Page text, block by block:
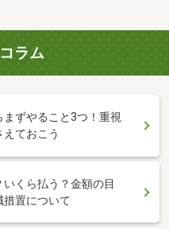
ラム
ずやること3つ！重視
ておこう
くら払う？金額の目
措置について